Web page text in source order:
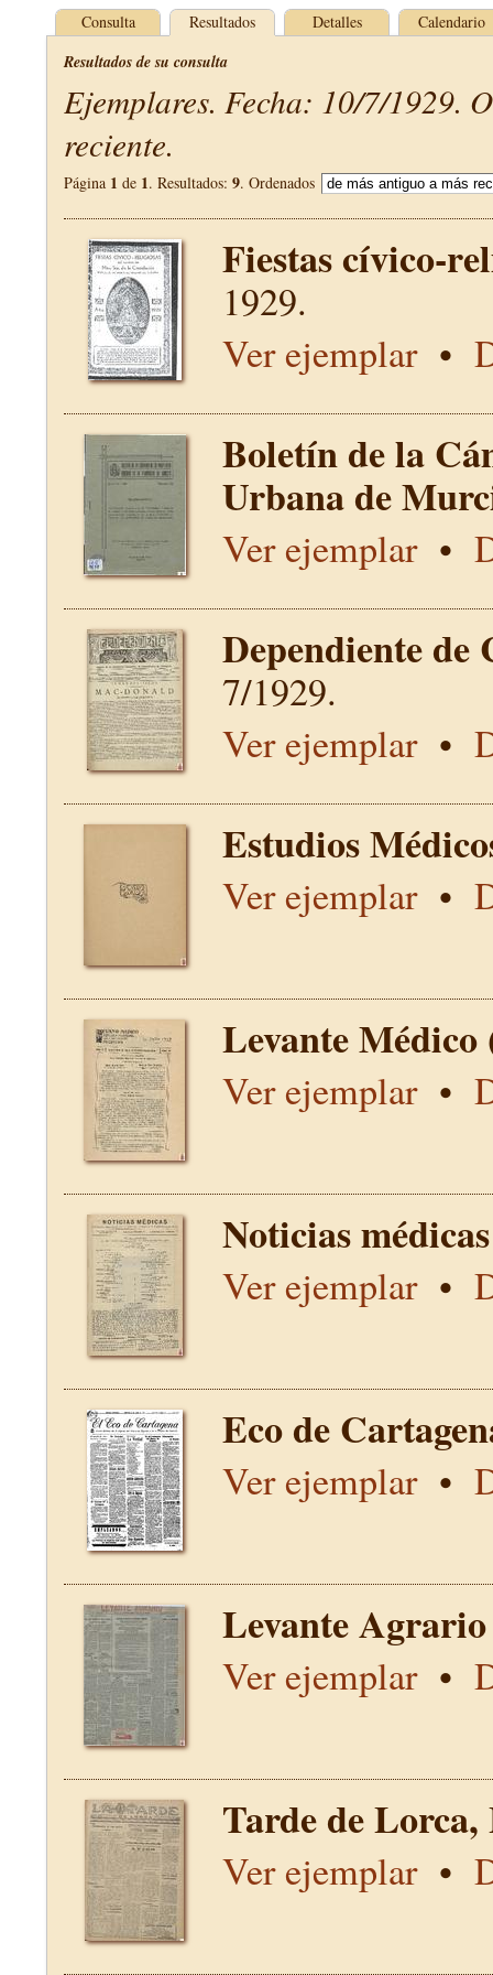
Consulta Resultados Detalles Calendario
Resultados de su consulta
Ejemplares. Fecha: 10/7/1929.
reciente.
Página 1 de 1. Resultados: 9. Ordenados
Fiestas cívico-
1929.
Ver ejemplar•
Boletín de la
Urbana de
Ver ejemplar•
Dependiente de
7/1929.
Ver ejemplar•
Estudios
Ver ejemplar•
Levante
Ver ejemplar•
Noticias
Ver ejemplar•
Eco de
Ver ejemplar•
Levante
Ver ejemplar•
Tarde de
Ver ejemplar•